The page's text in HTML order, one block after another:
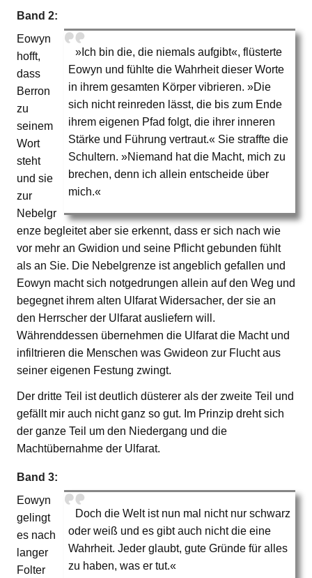
Band 2:
»Ich bin die, die niemals aufgibt«, flüsterte
Eowyn und fühlte die Wahrheit dieser Worte
in ihrem gesamten Körper vibrieren. »Die
sich nicht reinreden lässt, die bis zum Ende
ihrem eigenen Pfad folgt, die ihrer inneren
Stärke und Führung vertraut.« Sie straffte die
Schultern. »Niemand hat die Macht, mich zu
brechen, denn ich allein entscheide über
mich.«
Eowyn
hofft,
dass
Berron
zu
seinem
Wort
steht
und sie
zur
Nebelgr
enze begleitet aber sie erkennt, dass er sich nach wie
vor mehr an Gwidion und seine Pflicht gebunden fühlt
als an Sie. Die Nebelgrenze ist angeblich gefallen und
Eowyn macht sich notgedrungen allein auf den Weg und
begegnet ihrem alten Ulfarat Widersacher, der sie an
den Herrscher der Ulfarat ausliefern will.
Währenddessen übernehmen die Ulfarat die Macht und
infiltrieren die Menschen was Gwideon zur Flucht aus
seiner eigenen Festung zwingt.
Der dritte Teil ist deutlich düsterer als der zweite Teil und
gefällt mir auch nicht ganz so gut. Im Prinzip dreht sich
der ganze Teil um den Niedergang und die
Machtübernahme der Ulfarat.
Band 3:
Doch die Welt ist nun mal nicht nur schwarz
oder weiß und es gibt auch nicht die eine
Wahrheit. Jeder glaubt, gute Gründe für alles
zu haben, was er tut.«
Eowyn
gelingt
es nach
langer
Folter